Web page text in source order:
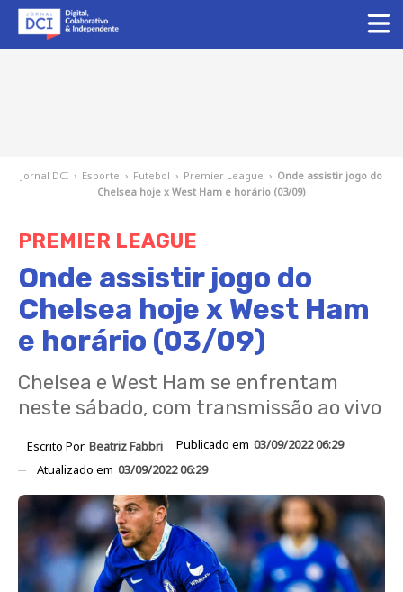
Jornal DCI › Esporte › Futebol › Premier League › Onde assistir jogo do
Chelsea hoje x West Ham e horário (03/09)
PREMIER LEAGUE
Onde assistir jogo do
Chelsea hoje x West Ham
e horário (03/09)
Chelsea e West Ham se enfrentam
neste sábado, com transmissão ao vivo
Escrito Por Beatriz Fabbri Publicado em 03/09/2022 06:29
Atualizado em 03/09/2022 06:29